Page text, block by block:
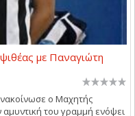
με Παναγιώτη
ο Μαχητής
αμυντική του γραμμή ενόψει